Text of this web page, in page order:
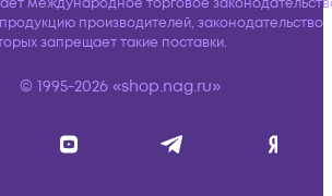
международное торговое
производителей, законодательство
запрещает такие поставки.
© 1995-2026 «shop.nag.ru»